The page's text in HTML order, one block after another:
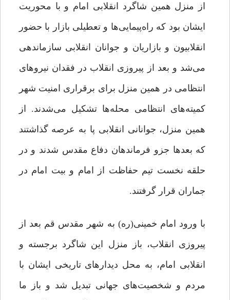
از منزل همین شاگرد انقلابی امام و با محوریت
ایشان بود که راه‌پیمایی‌ها و تعطیلی بازار با حضور
انقلابیون و بازاریان و جوانان انقلابی سازماندهی
می‌شد و بعد از پیروزی انقلاب در فقدان نیروهای
انتظامی در همین منزل برای برقراری امنیت شهر
کمیته‌های انتظامی محله‌ها تشکیل می‌شدند. از
همین منزل، جوانانی انقلابی پا به عرصه گذاشتند
که بعدها جزو فرماندهان دفاع مقدس شدند و در
حلقه نخست تیم حفاظت از امام و بیت امام در
جماران قرار گرفتند.
با ورود امام خمینی(ره) به شهر مقدس قم بعد از
پیروزی انقلاب، باز منزل این شاگرد برجسته و
انقلابی امام، به محل دیدارهای تاریخی ایشان با
مردم و شخصیت‌های جهانی تبدیل شد و باز ما